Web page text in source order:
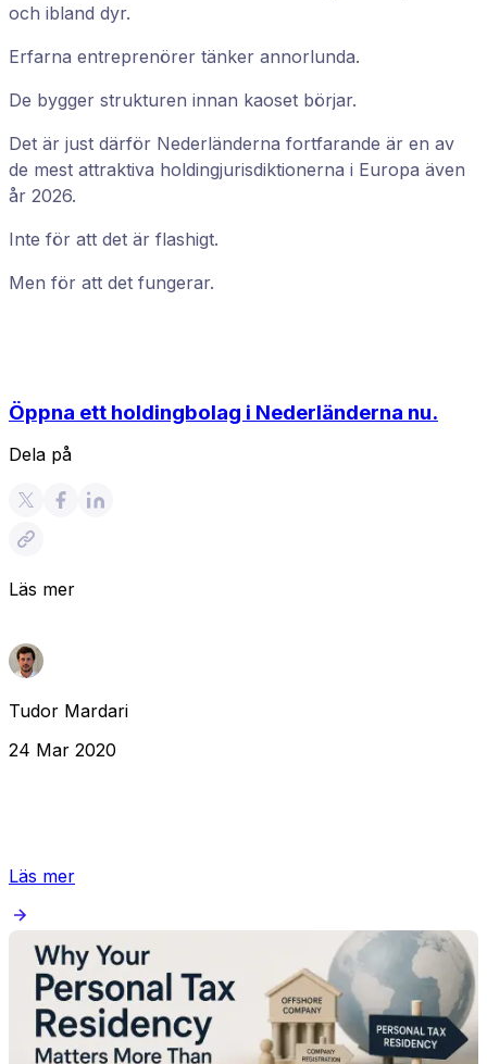
och ibland dyr.
Erfarna entreprenörer tänker annorlunda.
De bygger strukturen innan kaoset börjar.
Det är just därför Nederländerna fortfarande är en av
de mest attraktiva holdingjurisdiktionerna i Europa även
år 2026.
Inte för att det är flashigt.
Men för att det fungerar.
Öppna ett holdingbolag i Nederländerna nu.
Dela på
Läs mer
Tudor Mardari
24 Mar 2020
Läs mer